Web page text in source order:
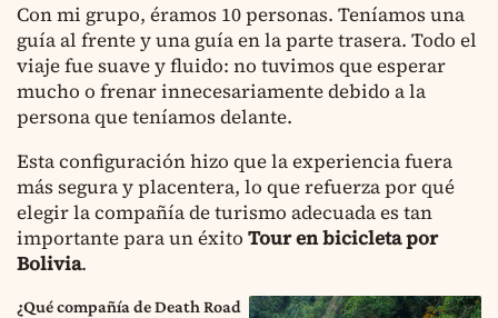
Con mi grupo, éramos 10 personas. Teníamos una
guía al frente y una guía en la parte trasera. Todo el
viaje fue suave y fluido: no tuvimos que esperar
mucho o frenar innecesariamente debido a la
persona que teníamos delante.
Esta configuración hizo que la experiencia fuera
más segura y placentera, lo que refuerza por qué
elegir la compañía de turismo adecuada es tan
importante para un éxito Tour en bicicleta por
Bolivia.
¿Qué compañía de Death Road